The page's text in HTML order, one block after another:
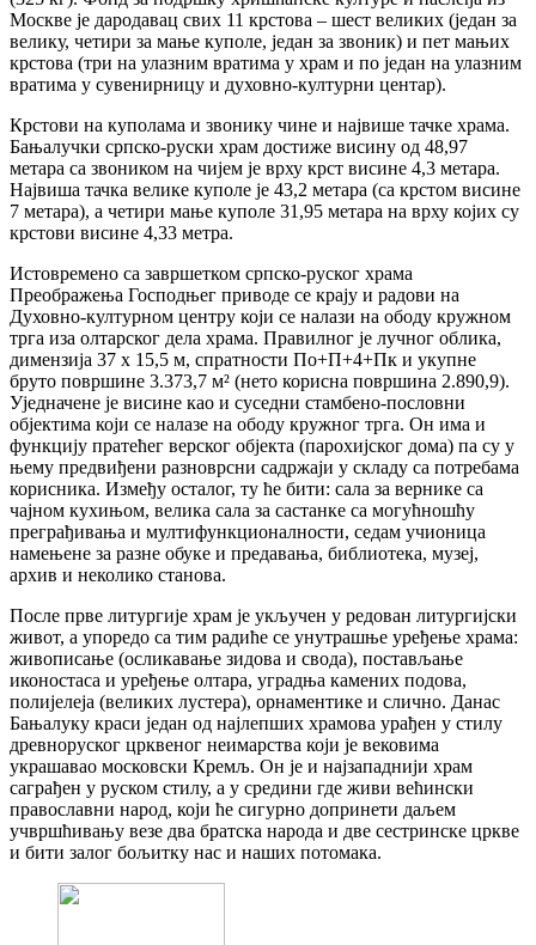
Москве је дародавац свих 11 крстова – шест великих (један за
велику, четири за мање куполе, један за звоник) и пет мањих
крстова (три на улазним вратима у храм и по један на улазним
вратима у сувенирницу и духовно-културни центар).
Крстови на куполама и звонику чине и највише тачке храма.
Бањалучки српско-руски храм достиже висину од 48,97
метара са звоником на чијем је врху крст висине 4,3 метара.
Највиша тачка велике куполе је 43,2 метара (са крстом висине
7 метара), а четири мање куполе 31,95 метара на врху којих су
крстови висине 4,33 метра.
Истовремено са завршетком српско-руског храма
Преображења Господњег приводе се крају и радови на
Духовно-културном центру који се налази на ободу кружном
трга иза олтарског дела храма. Правилног је лучног облика,
димензија 37 х 15,5 м, спратности По+П+4+Пк и укупне
бруто површине 3.373,7 м² (нето корисна површина 2.890,9).
Уједначене је висине као и суседни стамбено-пословни
објектима који се налазе на ободу кружног трга. Он има и
функцију пратећег верског објекта (парохијског дома) па су у
њему предвиђени разноврсни садржаји у складу са потребама
корисника. Између осталог, ту ће бити: сала за вернике са
чајном кухињом, велика сала за састанке са могућношћу
преграђивања и мултифункционалности, седам учионица
намењене за разне обуке и предавања, библиотека, музеј,
архив и неколико станова.
После прве литургије храм је укључен у редован литургијски
живот, а упоредо са тим радиће се унутрашње уређење храма:
живописање (осликавање зидова и свода), постављање
иконостаса и уређење олтара, уградња камених подова,
полијелеја (великих лустера), орнаментике и слично. Данас
Бањалуку краси један од најлепших храмова урађен у стилу
древноруског црквеног неимарства који је вековима
украшавао московски Кремљ. Он је и најзападнији храм
саграђен у руском стилу, а у средини где живи већински
православни народ, који ће сигурно допринети даљем
учвршћивању везе два братска народа и две сестринске цркве
и бити залог бољитку нас и наших потомака.